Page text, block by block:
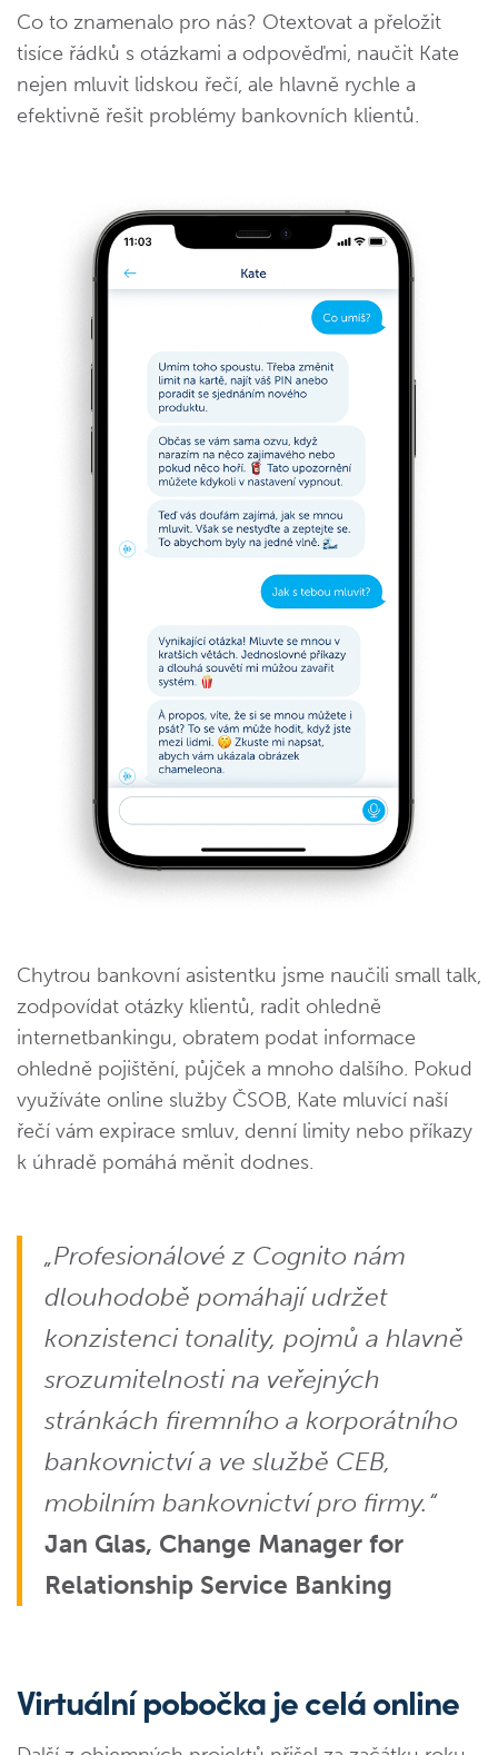
Co to znamenalo pro nás? Otextovat a přeložit
tisíce řádků s otázkami a odpověďmi, naučit Kate
nejen mluvit lidskou řečí, ale hlavně rychle a
efektivně řešit problémy bankovních klientů.
Chytrou bankovní asistentku jsme naučili small talk,
zodpovídat otázky klientů, radit ohledně
internetbankingu, obratem podat informace
ohledně pojištění, půjček a mnoho dalšího. Pokud
využíváte online služby ČSOB, Kate mluvící naší
řečí vám expirace smluv, denní limity nebo příkazy
k úhradě pomáhá měnit dodnes.
„Profesionálové z Cognito nám
dlouhodobě pomáhají udržet
konzistenci tonality, pojmů a hlavně
srozumitelnosti na veřejných
stránkách firemního a korporátního
bankovnictví a ve službě CEB,
mobilním bankovnictví pro firmy.“
Jan Glas, Change Manager for
Relationship Service Banking
Virtuální pobočka je celá online